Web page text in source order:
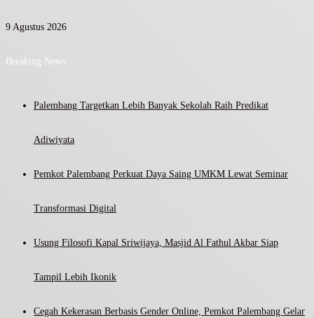
9 Agustus 2026
Breaking News
Palembang Targetkan Lebih Banyak Sekolah Raih Predikat
Adiwiyata
Pemkot Palembang Perkuat Daya Saing UMKM Lewat Seminar
Transformasi Digital
Usung Filosofi Kapal Sriwijaya, Masjid Al Fathul Akbar Siap
Tampil Lebih Ikonik
Cegah Kekerasan Berbasis Gender Online, Pemkot Palembang Gelar